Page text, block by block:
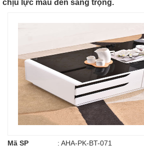
chịu lực màu đen sang trọng.
Mã SP : AHA-PK-BT-071